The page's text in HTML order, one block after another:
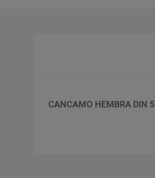
CANCAMO HEMBRA DIN